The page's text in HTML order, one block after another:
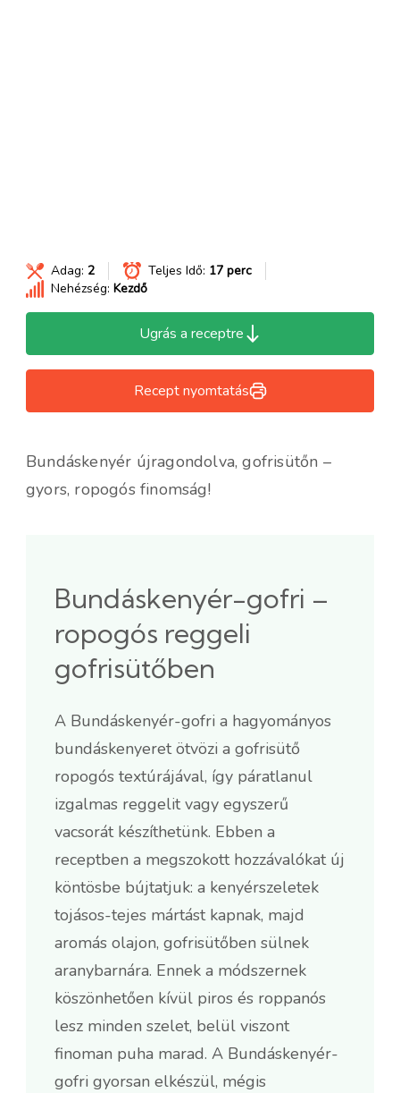
Adag: 2 Teljes Idő: 17 perc
Nehézség: Kezdő
Ugrás a receptre
Recept nyomtatás
Bundáskenyér újragondolva, gofrisütőn –
gyors, ropogós finomság!
Bundáskenyér-gofri –
ropogós reggeli
gofrisütőben
A Bundáskenyér-gofri a hagyományos
bundáskenyeret ötvözi a gofrisütő
ropogós textúrájával, így páratlanul
izgalmas reggelit vagy egyszerű
vacsorát készíthetünk. Ebben a
receptben a megszokott hozzávalókat új
köntösbe bújtatjuk: a kenyérszeletek
tojásos-tejes mártást kapnak, majd
aromás olajon, gofrisütőben sülnek
aranybarnára. Ennek a módszernek
köszönhetően kívül piros és roppanós
lesz minden szelet, belül viszont
finoman puha marad. A Bundáskenyér-
gofri gyorsan elkészül, mégis